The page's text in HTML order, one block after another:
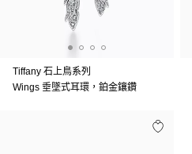
Tiffany 石上鳥系列
Wings 垂墜式耳環，鉑金鑲鑽